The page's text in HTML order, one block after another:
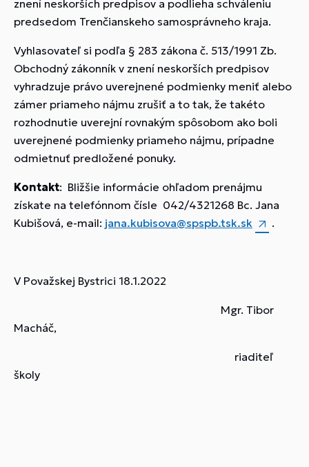
znení neskorších predpisov a podlieha schváleniu
predsedom Trenčianskeho samosprávneho kraja.
Vyhlasovateľ si podľa § 283 zákona č. 513/1991 Zb.
Obchodný zákonník v znení neskorších predpisov
vyhradzuje právo uverejnené podmienky meniť alebo
zámer priameho nájmu zrušiť a to tak, že takéto
rozhodnutie uverejní rovnakým spôsobom ako boli
uverejnené podmienky priameho nájmu, prípadne
odmietnuť predložené ponuky.
Kontakt: Bližšie informácie ohľadom prenájmu
získate na telefónnom čísle 042/4321268 Bc. Jana
Kubišová, e-mail: jana.kubisova@spspb.tsk.sk .
V Považskej Bystrici 18.1.2022
Mgr. Tibor
Macháč,
riaditeľ
školy